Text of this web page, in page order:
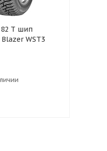
82 T шип
WST3